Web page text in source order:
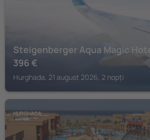
Steigenberger Aqua Magic Hotel
396 €
Hurghada, 21 august 2026, 2 nopți
HURGHADA